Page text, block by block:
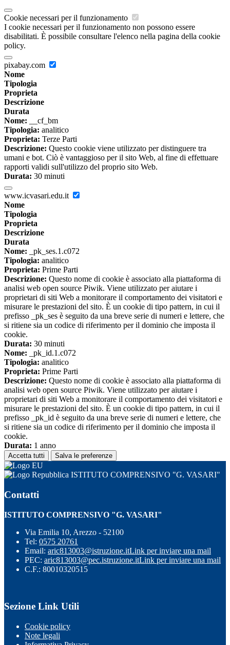
Cookie necessari per il funzionamento
I cookie necessari per il funzionamento non possono essere
disabilitati. È possibile consultare l'elenco nella pagina della cookie
policy.
pixabay.com
Nome
Tipologia
Proprieta
Descrizione
Durata
Nome: __cf_bm
Tipologia: analitico
Proprieta: Terze Parti
Descrizione: Questo cookie viene utilizzato per distinguere tra
umani e bot. Ciò è vantaggioso per il sito Web, al fine di effettuare
rapporti validi sull'utilizzo del proprio sito Web.
Durata: 30 minuti
www.icvasari.edu.it
Nome
Tipologia
Proprieta
Descrizione
Durata
Nome: _pk_ses.1.c072
Tipologia: analitico
Proprieta: Prime Parti
Descrizione: Questo nome di cookie è associato alla piattaforma di
analisi web open source Piwik. Viene utilizzato per aiutare i
proprietari di siti Web a monitorare il comportamento dei visitatori e
misurare le prestazioni del sito. È un cookie di tipo pattern, in cui il
prefisso _pk_ses è seguito da una breve serie di numeri e lettere, che
si ritiene sia un codice di riferimento per il dominio che imposta il
cookie.
Durata: 30 minuti
Nome: _pk_id.1.c072
Tipologia: analitico
Proprieta: Prime Parti
Descrizione: Questo nome di cookie è associato alla piattaforma di
analisi web open source Piwik. Viene utilizzato per aiutare i
proprietari di siti Web a monitorare il comportamento dei visitatori e
misurare le prestazioni del sito. È un cookie di tipo pattern, in cui il
prefisso _pk_id è seguito da una breve serie di numeri e lettere, che
si ritiene sia un codice di riferimento per il dominio che imposta il
cookie.
Durata: 1 anno
Accetta tutti Salva le preferenze
ISTITUTO COMPRENSIVO "G. VASARI"
Contatti
ISTITUTO COMPRENSIVO "G. VASARI"
Via Emilia 10, Arezzo - 52100
Tel: 0575 20761
Email: aric813003@istruzione.itLink per inviare una mail
PEC: aric813003@pec.istruzione.itLink per inviare una mail
C.F.: 80010320515
Sezione Link Utili
Cookie policy
Note legali